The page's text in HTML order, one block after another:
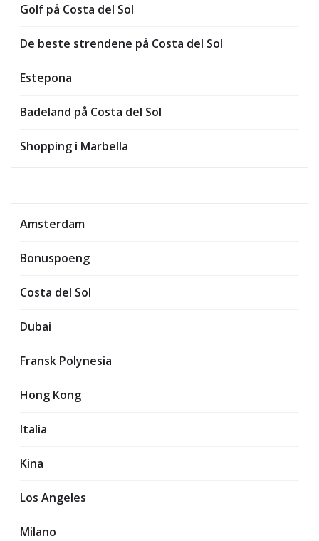
Golf på Costa del Sol
De beste strendene på Costa del Sol
Estepona
Badeland på Costa del Sol
Shopping i Marbella
Amsterdam
Bonuspoeng
Costa del Sol
Dubai
Fransk Polynesia
Hong Kong
Italia
Kina
Los Angeles
Milano